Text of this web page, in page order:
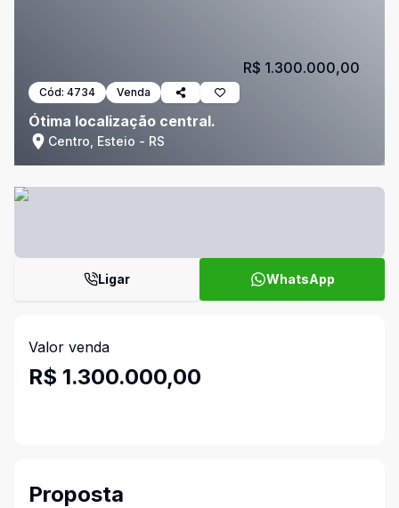
Cód: 4734 Venda
Ótima localização central.
Centro, Esteio - RS
R$ 1.300.000,00
Ligar WhatsApp
Valor venda
R$ 1.300.000,00
Proposta